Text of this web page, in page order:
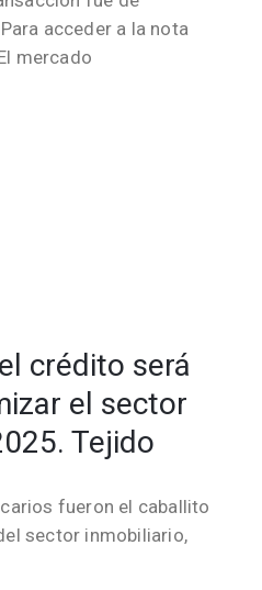
acceder a la nota
mercado
crédito será
el sector
Tejido
fueron el caballito
sector inmobiliario,